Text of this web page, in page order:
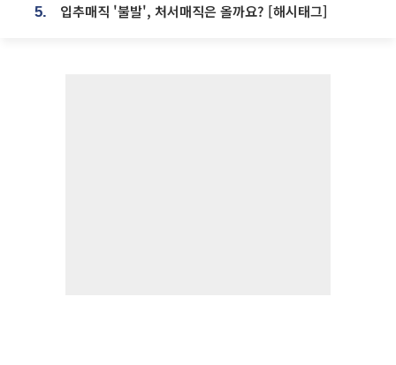
5. 입추매직 '불발', 처서매직은 올까요? [해시태그]